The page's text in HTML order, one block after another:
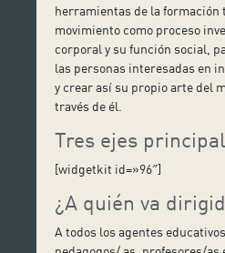
herramientas de la formación
movimiento como proceso
corporal y su función social,
las personas interesadas en
y crear así su propio arte del
través de él.
Tres ejes
[widgetkit id=»96″]
¿A quién va
A todos los agentes